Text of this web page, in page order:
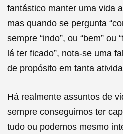
fantástico manter uma vida
mas quando se pergunta
sempre “indo”, ou “bem” ou
lá ter ficado”, nota-se uma
de propósito em tanta
Há realmente assuntos de
sempre conseguimos ter
tudo ou podemos mesmo